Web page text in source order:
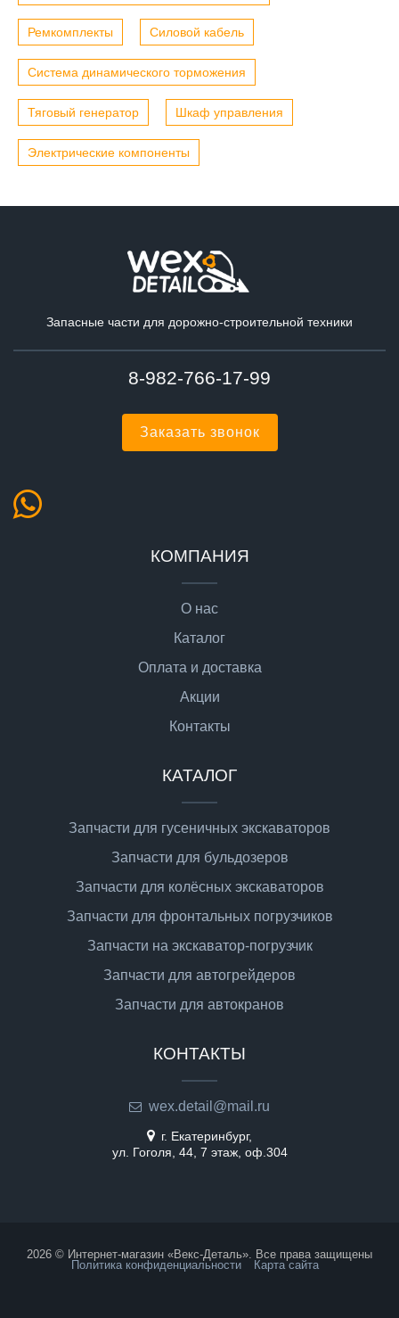
Ремкомплекты Силовой кабель
Система динамического торможения
Тяговый генератор Шкаф управления
Электрические компоненты
Запасные части для дорожно-строительной техники
8-982-766-17-99
Заказать звонок
КОМПАНИЯ
О нас
Каталог
Оплата и доставка
Акции
Контакты
КАТАЛОГ
Запчасти для гусеничных экскаваторов
Запчасти для бульдозеров
Запчасти для колёсных экскаваторов
Запчасти для фронтальных погрузчиков
Запчасти на экскаватор-погрузчик
Запчасти для автогрейдеров
Запчасти для автокранов
КОНТАКТЫ
wex.detail@mail.ru
г. Екатеринбург,
ул. Гоголя, 44, 7 этаж, оф.304
2026 © Интернет-магазин «Векс-Деталь». Все права защищены
Политика конфиденциальности
Карта сайта